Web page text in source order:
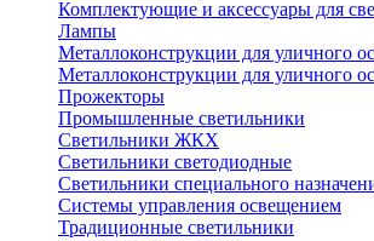
Комплектующие и аксессуары для
Лампы
Металлоконструкции для уличного
Металлоконструкции для уличного
Прожекторы
Промышленные светильники
Светильники ЖКХ
Светильники светодиодные
Светильники специального
Системы управления освещением
Традиционные светильники